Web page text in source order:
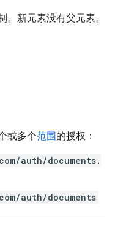
新元素没有父元素。
或多个范围的授权：
auth/documents.
auth/documents